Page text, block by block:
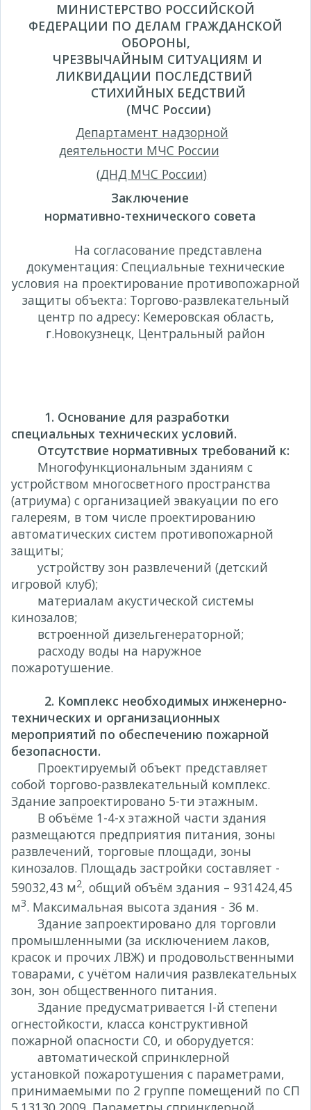
МИНИСТЕРСТВО РОССИЙСКОЙ
ФЕДЕРАЦИИ ПО ДЕЛАМ ГРАЖДАНСКОЙ
ОБОРОНЫ,
ЧРЕЗВЫЧАЙНЫМ СИТУАЦИЯМ И
ЛИКВИДАЦИИ ПОСЛЕДСТВИЙ
СТИХИЙНЫХ БЕДСТВИЙ
(МЧС России)
Департамент надзорной
деятельности МЧС России
(ДНД МЧС России)
Заключение
нормативно-технического совета
На согласование представлена
документация: Специальные технические
условия на проектирование противопожарной
защиты объекта: Торгово-развлекательный
центр по адресу: Кемеровская область,
г.Новокузнецк, Центральный район
1. Основание для разработки
специальных технических условий.
Отсутствие нормативных требований к:
Многофункциональным зданиям с
устройством многосветного пространства
(атриума) с организацией эвакуации по его
галереям, в том числе проектированию
автоматических систем противопожарной
защиты;
устройству зон развлечений (детский
игровой клуб);
материалам акустической системы
кинозалов;
встроенной дизельгенераторной;
расходу воды на наружное
пожаротушение.
2. Комплекс необходимых инженерно-
технических и организационных
мероприятий по обеспечению пожарной
безопасности.
Проектируемый объект представляет
собой торгово-развлекательный комплекс.
Здание запроектировано 5-ти этажным.
В объёме 1-4-х этажной части здания
размещаются предприятия питания, зоны
развлечений, торговые площади, зоны
кинозалов. Площадь застройки составляет -
59032,43 м2, общий объём здания – 931424,45
м3. Максимальная высота здания - 36 м.
Здание запроектировано для торговли
промышленными (за исключением лаков,
красок и прочих ЛВЖ) и продовольственными
товарами, с учётом наличия развлекательных
зон, зон общественного питания.
Здание предусматривается I-й степени
огнестойкости, класса конструктивной
пожарной опасности С0, и оборудуется:
автоматической спринклерной
установкой пожаротушения с параметрами,
принимаемыми по 2 группе помещений по СП